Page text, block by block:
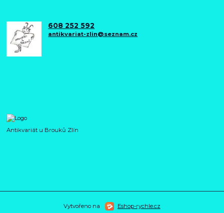
608 252 592
antikvariat-zlin@seznam.cz
Antikvariát u Brouků Zlín
Vytvořeno na Eshop-rychle.cz